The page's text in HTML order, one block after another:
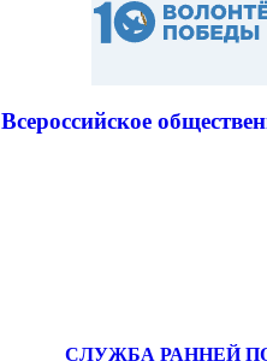
Всероссийское
СЛУЖБА РАННЕЙ